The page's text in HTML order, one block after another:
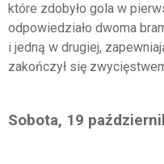
które zdobyło gola w
odpowiedziało dwoma
i jedną w drugiej,
zakończył się
Sobota, 19